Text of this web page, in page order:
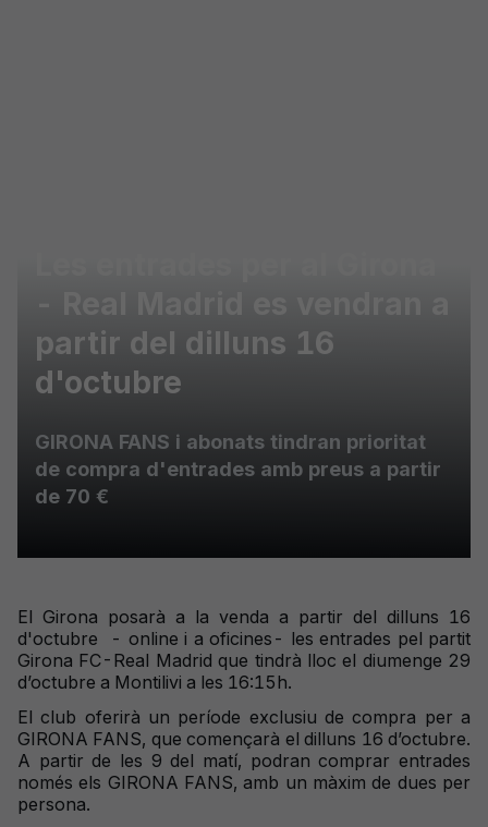
partir del dilluns 16
d'octubre
GIRONA FANS i abonats tindran prioritat
de compra d'entrades amb preus a partir
de 70 €
El Girona posarà a la venda a partir del dilluns 16
d'octubre - online i a oficines- les entrades pel partit
Girona FC-Real Madrid que tindrà lloc el diumenge 29
d’octubre a Montilivi a les 16:15h.
El club oferirà un període exclusiu de compra per a
GIRONA FANS, que començarà el dilluns 16 d’octubre.
A partir de les 9 del matí, podran comprar entrades
només els GIRONA FANS, amb un màxim de dues per
persona.